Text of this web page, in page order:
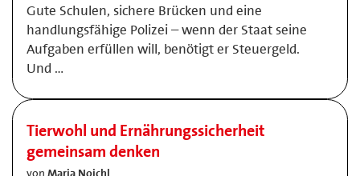
Gute Schulen, sichere Brücken und eine
handlungsfähige Polizei – wenn der Staat seine
Aufgaben erfüllen will, benötigt er Steuergeld.
Und …
Tierwohl und Ernährungssicherheit
gemeinsam denken
von Maria Noichl